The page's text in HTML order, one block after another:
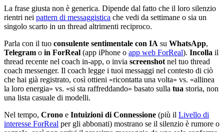
La frase giusta non è generica. Dipende dal fatto che il loro silenzio
rientri nei pattern di messaggistica che vedi da settimane o sia un
singolo scarto in un thread altrimenti reciproco.
Parla con il tuo consulente sentimentale con IA su WhatsApp,
Telegram o in ForReal (app iPhone o app web ForReal). Incolla il
thread recente nel coach in-app, o invia screenshot nel tuo thread
coach messenger. Il coach legge i tuoi messaggi nel contesto di ciò
che hai già registrato, così ottieni «ricontatta una volta» vs. «allinea
la loro energia» vs. «si sta raffreddando» basato sulla tua storia, non
una lista casuale di modelli.
Nel tempo, Crono e Intuizioni di Connessione (più il Livello di
interesse ForReal per gli abbonati) mostrano se il silenzio è rumore o